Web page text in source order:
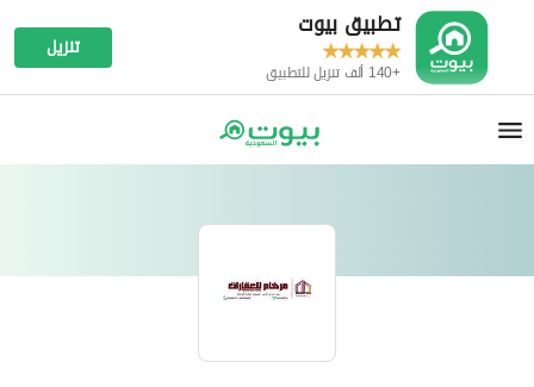
تطبيق بيوت
+140 ألف تنزيل للتطبيق
تنزيل